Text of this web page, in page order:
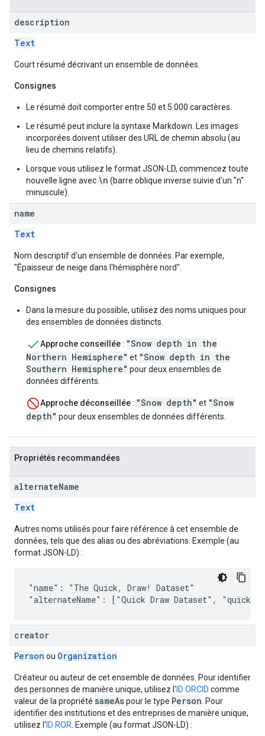
description
Text
Court résumé décrivant un ensemble de données.
Consignes
Le résumé doit comporter entre 50 et 5 000 caractères.
Le résumé peut inclure la syntaxe Markdown. Les images
incorporées doivent utiliser des URL de chemin absolu (au
lieu de chemins relatifs).
Lorsque vous utilisez le format JSON-LD, commencez toute
nouvelle ligne avec \n (barre oblique inverse suivie d'un "n"
minuscule).
name
Text
Nom descriptif d'un ensemble de données. Par exemple,
"Épaisseur de neige dans l'hémisphère nord".
Consignes
Dans la mesure du possible, utilisez des noms uniques pour
des ensembles de données distincts.
Approche conseillée: "Snow depth in the
Northern Hemisphere" et "Snow depth in the
Southern Hemisphere" pour deux ensembles de
données différents.
Approche déconseillée: "Snow depth" et "Snow
depth" pour deux ensembles de données différents.
Propriétés recommandées
alternateName
Text
Autres noms utilisés pour faire référence à cet ensemble de
données, tels que des alias ou des abréviations. Exemple (au
format JSON-LD) :
"name": "The Quick, Draw! Dataset"
"alternateName": ["Quick Draw Dataset",
creator
Person ou Organization
Créateur ou auteur de cet ensemble de données. Pour identifier
des personnes de manière unique, utilisez l' ID ORCID comme
valeur de la propriété sameAspour le type Person . Pour
identifier des institutions et des entreprises de manière unique,
utilisez l' ID ROR . Exemple (au format JSON-LD) :